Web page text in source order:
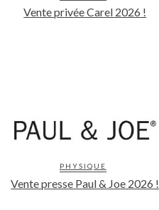
Vente privée Carel 2026 !
PHYSIQUE
Vente presse Paul & Joe 2026 !